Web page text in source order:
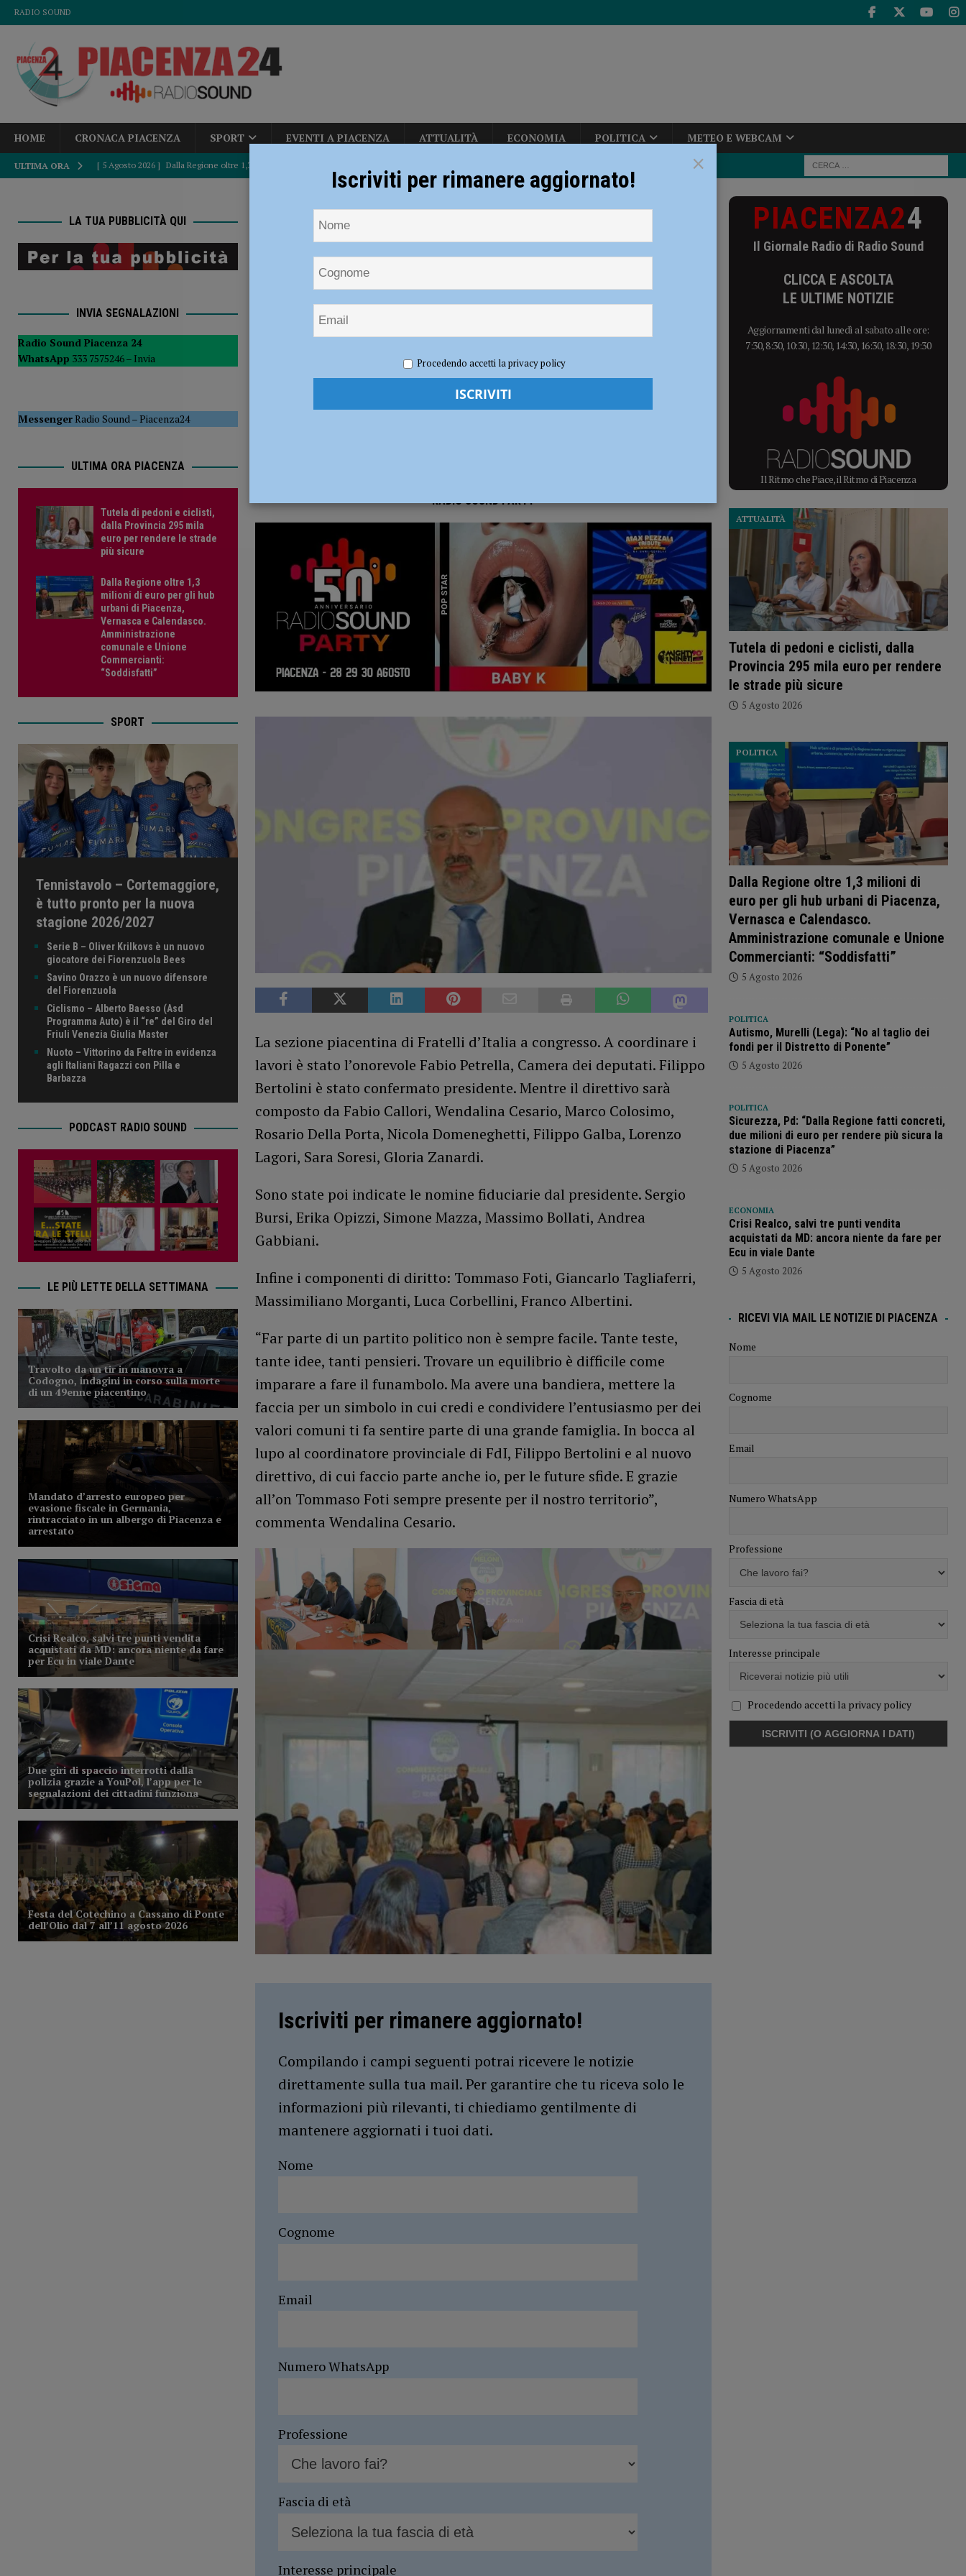
RADIO SOUND
HOME CRONACA PIACENZA SPORT EVENTI A PIACENZA ATTUALITÀ ECONOMIA POLITICA METEO E WEBCAM
ULTIMA ORA [ 5 Agosto 2026 ] Dalla Regione oltre 1,3 milioni di euro per gli hub urbani di Piacenza, Vernasca e Calendasco. Amministrazione
POLITICA
[ 5 Agosto 2026 ] Autismo, Murelli (Lega): “No al taglio dei fondi per il Distretto di Ponente”
POLITICA
Caldo estremo e asili nido, Tagliaferri (FdI): “Verificare subito la situazione nella provincia di Piacenza” POLITICA
[ 5 Agosto 2026 ] “Contro la violenza sulle donne, mai bandiera bianca”, Piacenza rilancia la campagna nazionale di Anci e Presidenza
del Consiglio POLITICA
[ 5 Agosto 2026 ] Tutela di pedoni e ciclisti, dalla Provincia 295 mila euro per rendere le strade più sicure ATTUALITÀ
NOTIZIE POLITICA
Fratelli d’Italia a congresso, Filippo Bertolini confermato
Fratelli d’Italia a congresso, Filippo Bertolini
confermato presidente
RADIO SOUND PARTY
La sezione piacentina di Fratelli d’Italia a congresso. A coordinare i
lavori è stato l’onorevole Fabio Petrella, Camera dei deputati. Filippo
Bertolini è stato confermato presidente. Mentre il direttivo sarà
composto da Fabio Callori, Wendalina Cesario, Marco Colosimo,
Rosario Della Porta, Nicola Domeneghetti, Filippo Galba, Lorenzo
Lagori, Sara Soresi, Gloria Zanardi.
Sono state poi indicate le nomine fiduciarie dal presidente. Sergio
Bursi, Erika Opizzi, Simone Mazza, Massimo Bollati, Andrea
Gabbiani.
Infine i componenti di diritto: Tommaso Foti, Giancarlo Tagliaferri,
Massimiliano Morganti, Luca Corbellini, Franco Albertini.
“Far parte di un partito politico non è sempre facile. Tante teste,
tante idee, tanti pensieri. Trovare un equilibrio è difficile come
imparare a fare il funambolo. Ma avere una bandiera, mettere la
faccia per un simbolo in cui credi e condividere l’entusiasmo per dei
valori comuni ti fa sentire parte di una grande famiglia. In bocca al
lupo al coordinatore provinciale di FdI, Filippo Bertolini e al nuovo
direttivo, di cui faccio parte anche io, per le future sfide. E grazie
all’on Tommaso Foti sempre presente per il nostro territorio”,
commenta Wendalina Cesario.
Iscriviti per rimanere aggiornato!
Compilando i campi seguenti potrai ricevere le notizie
direttamente sulla tua mail. Per garantire che tu riceva solo le
informazioni più rilevanti, ti chiediamo gentilmente di
mantenere aggiornati i tuoi dati.
Nome
Cognome
Email
Numero WhatsApp
Professione
Fascia di età
Interesse principale
LA TUA PUBBLICITÀ QUI
INVIA SEGNALAZIONI
Radio Sound Piacenza 24
WhatsApp 333 7575246 – Invia
MessengerRadio Sound–Piacenza24
ULTIMA ORA PIACENZA
Tutela di pedoni e ciclisti,
dalla Provincia 295 mila
euro per rendere le strade
più sicure
Dalla Regione oltre 1,3
milioni di euro per gli hub
urbani di Piacenza,
Vernasca e Calendasco.
Amministrazione
comunale e Unione
Commercianti:
“Soddisfatti”
SPORT
Tennistavolo – Cortemaggiore,
è tutto pronto per la nuova
stagione 2026/2027
Serie B – Oliver Krilkovs è un nuovo
giocatore dei Fiorenzuola Bees
Savino Orazzo è un nuovo difensore
del Fiorenzuola
Ciclismo – Alberto Baesso (Asd
Programma Auto) è il “re” del Giro del
Friuli Venezia Giulia Master
Nuoto – Vittorino da Feltre in evidenza
agli Italiani Ragazzi con Pilla e
Barbazza
PODCAST RADIO SOUND
LE PIÙ LETTE DELLA SETTIMANA
PIACENZA24
Il Giornale Radio di Radio Sound
CLICCA E ASCOLTA
LE ULTIME NOTIZIE
Aggiornamenti dal lunedì al sabato alle ore:
7:30, 8:30, 10:30, 12:30, 14:30, 16:30, 18:30, 19:30
Il Ritmo che Piace, il Ritmo di Piacenza
Tutela di pedoni e ciclisti, dalla
Provincia 295 mila euro per rendere
le strade più sicure
ATTUALITÀ
5 Agosto 2026
Dalla Regione oltre 1,3 milioni di
euro per gli hub urbani di Piacenza,
Vernasca e Calendasco.
Amministrazione comunale e Unione
Commercianti: “Soddisfatti”
POLITICA
5 Agosto 2026
POLITICA
Autismo, Murelli (Lega): “No al taglio dei
fondi per il Distretto di Ponente”
5 Agosto 2026
POLITICA
Sicurezza, Pd: “Dalla Regione fatti concreti,
due milioni di euro per rendere più sicura la
stazione di Piacenza”
5 Agosto 2026
ECONOMIA
Crisi Realco, salvi tre punti vendita
acquistati da MD: ancora niente da fare per
Ecu in viale Dante
5 Agosto 2026
RICEVI VIA MAIL LE NOTIZIE DI PIACENZA
Nome
Cognome
Email
Numero WhatsApp
Professione
Fascia di età
Interesse principale
Procedendo accetti la privacy policy
×
Iscriviti per rimanere aggiornato!
Procedendo accetti la privacy policy